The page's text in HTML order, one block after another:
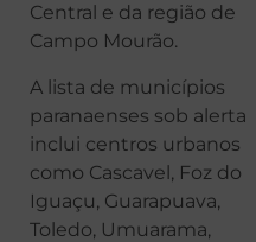
Central e da região de
Campo Mourão.
A lista de municípios
paranaenses sob alerta
inclui centros urbanos
como Cascavel, Foz do
Iguaçu, Guarapuava,
Toledo, Umuarama,